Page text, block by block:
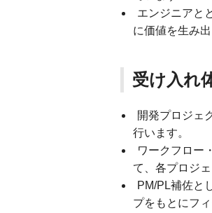
エンジニアと
に価値を生み
受け入れ
開発プロジェ
行います。
ワークフロー
て、各プロジ
PM/PL補佐と
プをもとにフ